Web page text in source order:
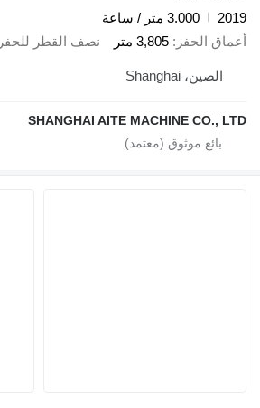
2019
3.000 متر / ساعة
أعماق الحفر
3,805 متر نصف القطر للحفر
الصين، Shanghai
SHANGHAI AITE MACHINE CO., LTD